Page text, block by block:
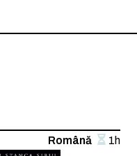
Română 1h